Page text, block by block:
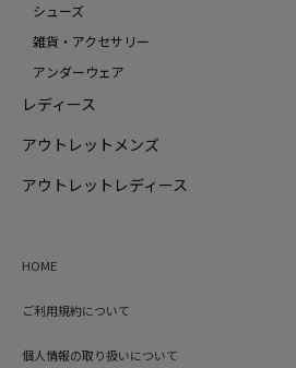
シューズ
雑貨・アクセサリー
アンダーウェア
レディース
アウトレットメンズ
アウトレットレディース
HOME
ご利用規約について
個人情報の取り扱いについて